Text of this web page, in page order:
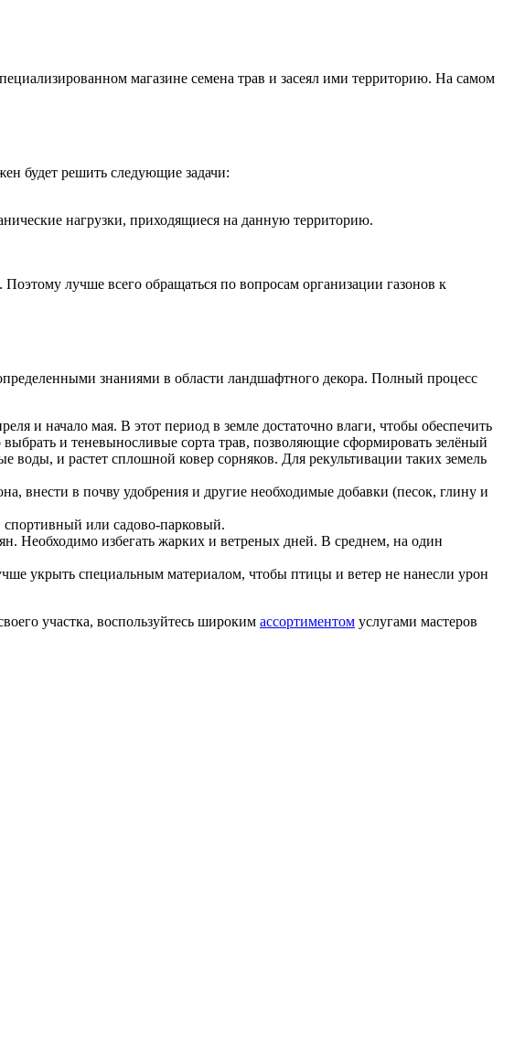
магазине семена трав и засеял ими территорию. На самом
будет решить следующие задачи:
нагрузки, приходящиеся на данную территорию.
лучше всего обращаться по вопросам организации газонов к
знаниями в области ландшафтного декора. Полный процесс
и начало мая. В этот период в земле достаточно влаги, чтобы обеспечить
и теневыносливые сорта трав, позволяющие сформировать зелёный
воды, и растет сплошной ковер сорняков. Для рекультивации таких земель
внести в почву удобрения и другие необходимые добавки (песок, глину и
спортивный или садово-парковый.
Необходимо избегать жарких и ветреных дней. В среднем, на один
укрыть специальным материалом, чтобы птицы и ветер не нанесли урон
участка, воспользуйтесь широким ассортиментом услугами мастеров